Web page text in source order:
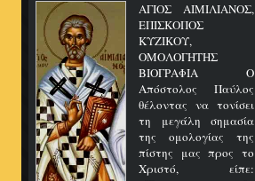
ΑΓΙΟΣ ΑΙΜΙΛΙΑΝΟΣ,
ΕΠΙΣΚΟΠΟΣ
ΚΥΖΙΚΟΥ,
ΟΜΟΛΟΓΗΤΗΣ
ΒΙΟΓΡΑΦΙΑ Ο
Απόστολος Παύλος
θέλοντας να τονίσει
τη μεγάλη σημασία
της ομολογίας της
πίστης μας προς το
Χριστό, είπε: